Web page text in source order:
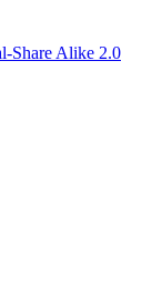
Share Alike 2.0